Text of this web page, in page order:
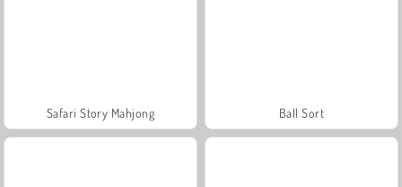
Safari Story Mahjong Ball Sort